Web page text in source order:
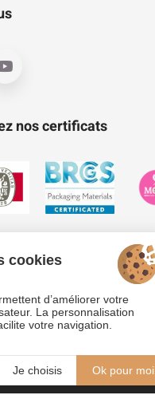
nos certificats
Cookies
Plan du site
Mentions légales
cookies
d’améliorer votre
La personnalisation
votre navigation.
Je choisis Ok pour moi